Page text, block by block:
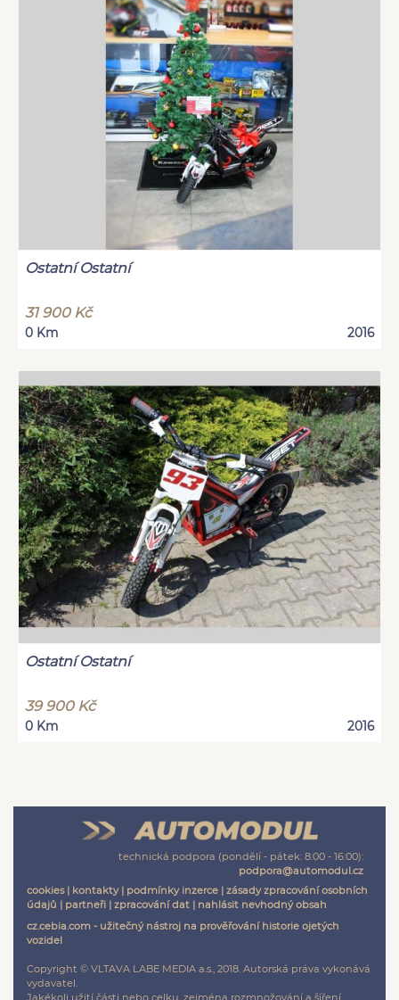
Ostatní Ostatní
31 900 Kč
0 Km 2016
Ostatní Ostatní
39 900 Kč
0 Km 2016
technická podpora (pondělí - pátek: 8:00 - 16:00):
podpora@automodul.cz
cookies| kontakty| podmínky inzerce | zásady zpracování osobních
údajů | partneři | zpracování dat | nahlásit nevhodný obsah
cz.cebia.com - užitečný nástroj na prověřování historie ojetých
vozidel
Copyright © VLTAVA LABE MEDIA a.s., 2018. Autorská práva vykonává
vydavatel.
Jakékoli užití části nebo celku, zejména rozmnožování a šíření